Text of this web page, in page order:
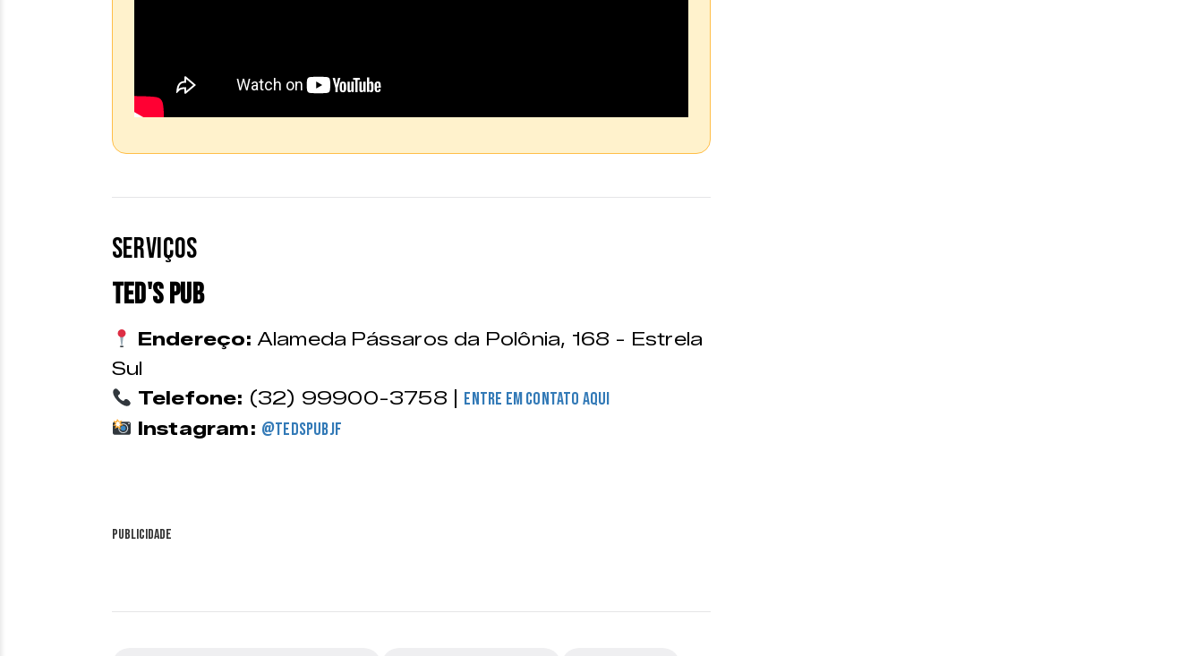
SERVIÇOS
Ted's Pub
Endereço:Alameda Pássaros da Polônia, 168 - Estrela
Sul
Telefone: (32) 99900-3758 | Entre em contato aqui
Instagram: @tedspubjf
Publicidade